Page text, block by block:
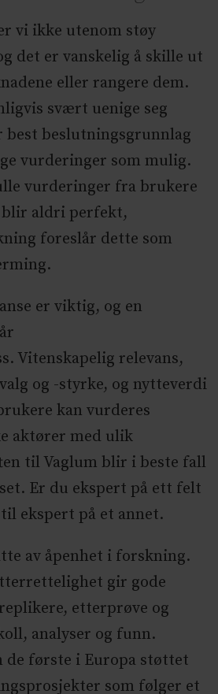
vi ikke utenom støy
det er vanskelig å skille ut
eller rangere dem.
svært uenige seg
best beslutningsgrunnlag
vurderinger som mulig.
vurderinger fra brukere
blir aldri perfekt,
foreslår dette som
er viktig, og en
Vitenskapelig relevans,
og -styrke, og nytteverdi
kan vurderes
aktører med ulik
til Vaglum blir i beste fall
Er du ekspert på ett felt
ekspert på et annet.
av åpenhet i forskning.
gir gode
etterprøve og
analyser og funn.
de første i Europa støttet
som følger et